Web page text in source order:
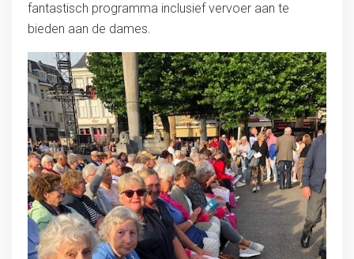
fantastisch programma inclusief vervoer aan te
bieden aan de dames.